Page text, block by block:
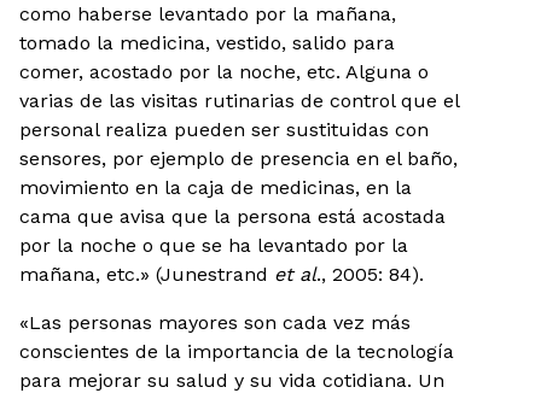
como haberse levantado por la mañana,
tomado la medicina, vestido, salido para
comer, acostado por la noche, etc. Alguna o
varias de las visitas rutinarias de control que el
personal realiza pueden ser sustituidas con
sensores, por ejemplo de presencia en el baño,
movimiento en la caja de medicinas, en la
cama que avisa que la persona está acostada
por la noche o que se ha levantado por la
mañana, etc.» (Junestrand et al., 2005: 84).
«Las personas mayores son cada vez más
conscientes de la importancia de la tecnología
para mejorar su salud y su vida cotidiana. Un